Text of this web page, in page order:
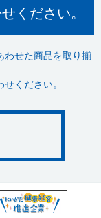
ください。
わせた商品を取り揃
ください。